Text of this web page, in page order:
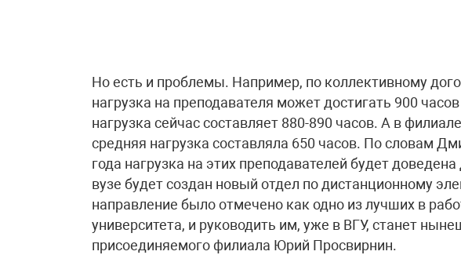
Но есть и проблемы. Например, по коллективному
нагрузка на преподавателя может достигать 900
нагрузка сейчас составляет 880-890 часов. А в
средняя нагрузка составляла 650 часов. По словам
года нагрузка на этих преподавателей будет
вузе будет создан новый отдел по дистанционному
направление было отмечено как одно из лучших в
университета, и руководить им, уже в ВГУ, станет
присоединяемого филиала Юрий Просвирнин.